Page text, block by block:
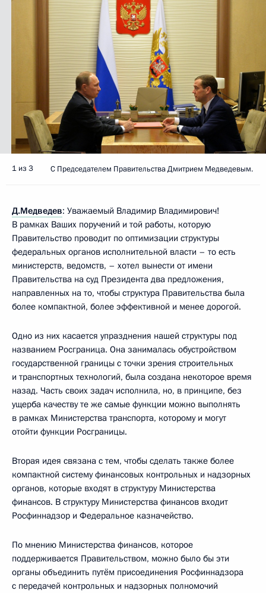
1 из 3 С Председателем Правительства Дмитрием Медведевым.
Д.Медведев: Уважаемый Владимир Владимирович!
В рамках Ваших поручений и той работы, которую
Правительство проводит по оптимизации структуры
федеральных органов исполнительной власти – то есть
министерств, ведомств, – хотел вынести от имени
Правительства на суд Президента два предложения,
направленных на то, чтобы структура Правительства была
более компактной, более эффективной и менее дорогой.
Одно из них касается упразднения нашей структуры под
названием Росграница. Она занималась обустройством
государственной границы с точки зрения строительных
и транспортных технологий, была создана некоторое время
назад. Часть своих задач исполнила, но, в принципе, без
ущерба качеству те же самые функции можно выполнять
в рамках Министерства транспорта, которому и могут
отойти функции Росграницы.
Вторая идея связана с тем, чтобы сделать также более
компактной систему финансовых контрольных и надзорных
органов, которые входят в структуру Министерства
финансов. В структуру Министерства финансов входит
Росфиннадзор и Федеральное казначейство.
По мнению Министерства финансов, которое
поддерживается Правительством, можно было бы эти
органы объединить путём присоединения Росфиннадзора
с передачей контрольных и надзорных полномочий